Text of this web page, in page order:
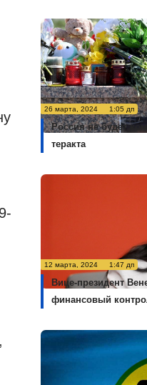
26 марта, 2024 1:05 дп
Россия не будет
теракта
12 марта, 2024 1:47 дп
Вице-президент
финансовый